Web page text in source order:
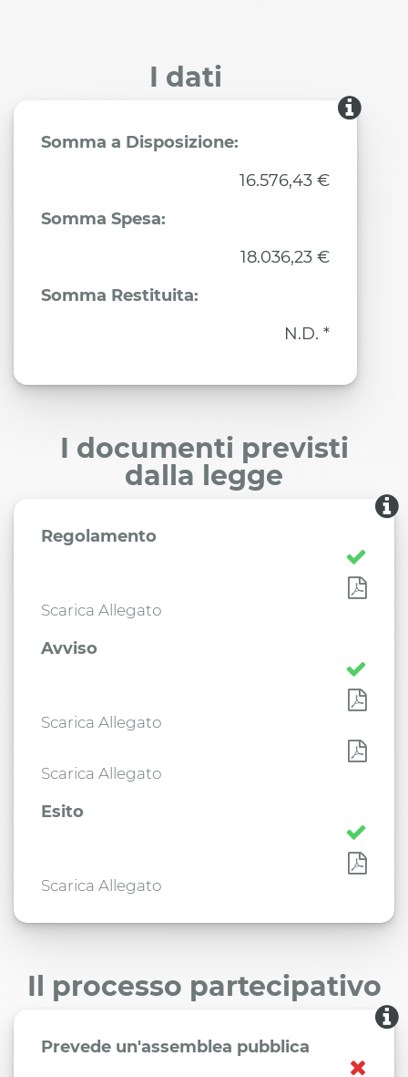
I dati
Somma a Disposizione:
16.576,43 €
Somma Spesa:
18.036,23 €
Somma Restituita:
N.D. *
I documenti previsti
dalla legge
Regolamento
Scarica Allegato
Avviso
Scarica Allegato
Scarica Allegato
Esito
Scarica Allegato
Il processo partecipativo
Prevede un'assemblea pubblica